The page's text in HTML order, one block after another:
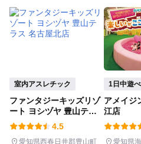
サファリパーク
釣り
いちご狩り
潮干狩り
室内アスレチック
ファンタジーキッズリゾ
ート ヨシヅヤ 豊山テラ
ス 名古屋北店
4.5
愛知県西春日井郡豊山町
1日中遊
アメイジ
江店
愛知県